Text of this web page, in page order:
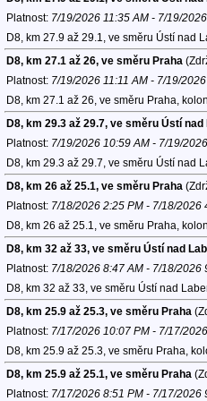
Platnost: 7/19/2026 11:35 AM - 7/19/
D8, km 27.9 až 29.1, ve směru Ústí nad
D8, km 27.1 až 26, ve směru Praha
Platnost: 7/19/2026 11:11 AM - 7/19/
D8, km 27.1 až 26, ve směru Praha,
D8, km 29.3 až 29.7, ve směru Ústí nad
Platnost: 7/19/2026 10:59 AM - 7/19/
D8, km 29.3 až 29.7, ve směru Ústí nad
D8, km 26 až 25.1, ve směru Praha
Platnost: 7/18/2026 2:25 PM - 7/18/2026
D8, km 26 až 25.1, ve směru Praha,
D8, km 32 až 33, ve směru Ústí nad
Platnost: 7/18/2026 8:47 AM - 7/18/2026
D8, km 32 až 33, ve směru Ústí nad
D8, km 25.9 až 25.3, ve směru Praha
Platnost: 7/17/2026 10:07 PM - 7/17/
D8, km 25.9 až 25.3, ve směru Praha,
D8, km 25.9 až 25.1, ve směru Praha
Platnost: 7/17/2026 8:51 PM - 7/17/2026